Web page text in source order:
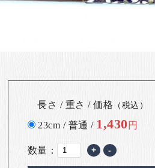
長さ / 重さ / 価格 （税込）
23cm / 普通 / 1,430 円
数量： + -